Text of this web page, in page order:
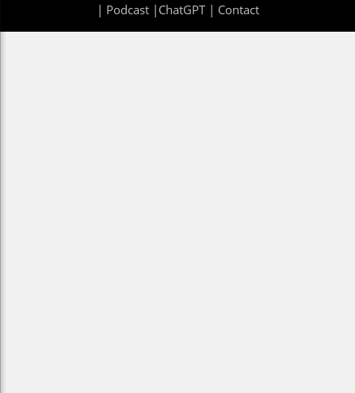
| Podcast| ChatGPT| Contact